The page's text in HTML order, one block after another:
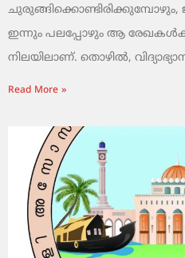
ഇന്നും പലപ്പോഴും ആ
നിലയിലാണ്. തൊഴിൽ,
Read More »